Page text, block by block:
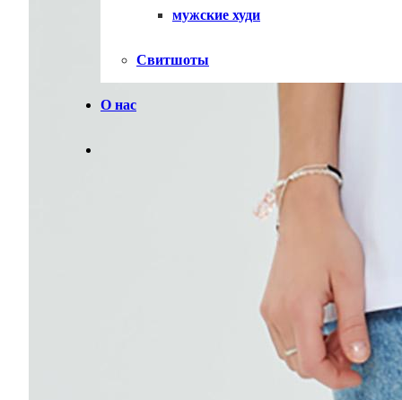
мужские худи
Свитшоты
О нас